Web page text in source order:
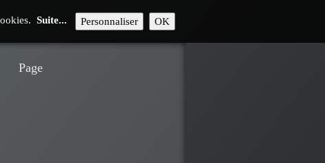
Suite... Personnaliser OK
Page